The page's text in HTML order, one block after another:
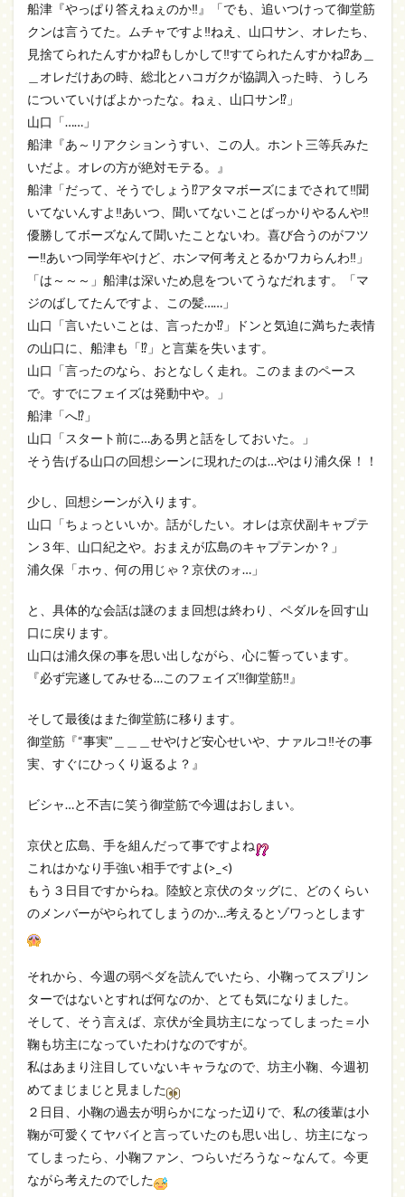
船津『やっぱり答えねぇのか‼』「でも、追いつけって御堂筋
クンは言うてた。ムチャですよ‼ねえ、山口サン、オレたち、
見捨てられたんすかね⁉もしかして‼すてられたんすかね⁉あ＿
＿オレだけあの時、総北とハコガクが協調入った時、うしろ
についていけばよかったな。ねぇ、山口サン⁉」
山口「……」
船津『あ～リアクションうすい、この人。ホント三等兵みた
いだよ。オレの方が絶対モテる。』
船津「だって、そうでしょう⁉アタマボーズにまでされて‼聞
いてないんすよ‼あいつ、聞いてないことばっかりやるんや‼
優勝してボーズなんて聞いたことないわ。喜び合うのがフツ
ー‼あいつ同学年やけど、ホンマ何考えとるかワカらんわ‼」
「は～～～」船津は深いため息をついてうなだれます。「マ
ジのばしてたんですよ、この髪……」
山口「言いたいことは、言ったか⁉」ドンと気迫に満ちた表情
の山口に、船津も「⁉」と言葉を失います。
山口「言ったのなら、おとなしく走れ。このままのペース
で。すでにフェイズは発動中や。」
船津「へ⁉」
山口「スタート前に…ある男と話をしておいた。」
そう告げる山口の回想シーンに現れたのは…やはり浦久保！！
少し、回想シーンが入ります。
山口「ちょっといいか。話がしたい。オレは京伏副キャプテ
ン３年、山口紀之や。おまえが広島のキャプテンか？」
浦久保「ホゥ、何の用じゃ？京伏のォ…」
と、具体的な会話は謎のまま回想は終わり、ペダルを回す山
口に戻ります。
山口は浦久保の事を思い出しながら、心に誓っています。
『必ず完遂してみせる…このフェイズ‼御堂筋‼』
そして最後はまた御堂筋に移ります。
御堂筋『“事実”＿＿＿せやけど安心せいや、ナァルコ‼その事
実、すぐにひっくり返るよ？』
ビシャ…と不吉に笑う御堂筋で今週はおしまい。
京伏と広島、手を組んだって事ですよね
これはかなり手強い相手ですよ(>_<)
もう３日目ですからね。陸鮫と京伏のタッグに、どのくらい
のメンバーがやられてしまうのか…考えるとゾワっとします
それから、今週の弱ペダを読んでいたら、小鞠ってスプリン
ターではないとすれば何なのか、とても気になりました。
そして、そう言えば、京伏が全員坊主になってしまった＝小
鞠も坊主になっていたわけなのですが。
私はあまり注目していないキャラなので、坊主小鞠、今週初
めてまじまじと見ました
２日目、小鞠の過去が明らかになった辺りで、私の後輩は小
鞠が可愛くてヤバイと言っていたのも思い出し、坊主になっ
てしまったら、小鞠ファン、つらいだろうな～なんて。今更
ながら考えたのでした